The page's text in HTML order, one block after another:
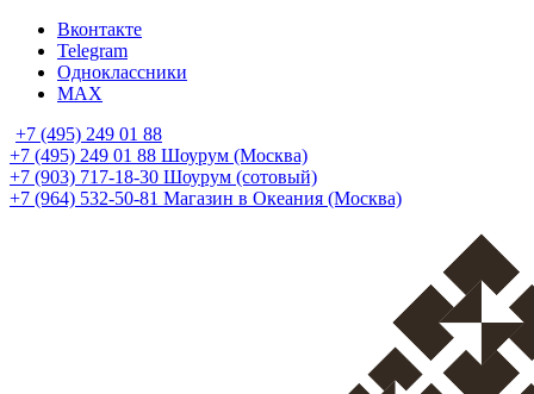
Вконтакте
Telegram
Одноклассники
MAX
+7 (495) 249 01 88
+7 (495) 249 01 88 Шоурум (Москва)
+7 (903) 717-18-30 Шоурум (сотовый)
+7 (964) 532-50-81 Магазин в Океания (Москва)